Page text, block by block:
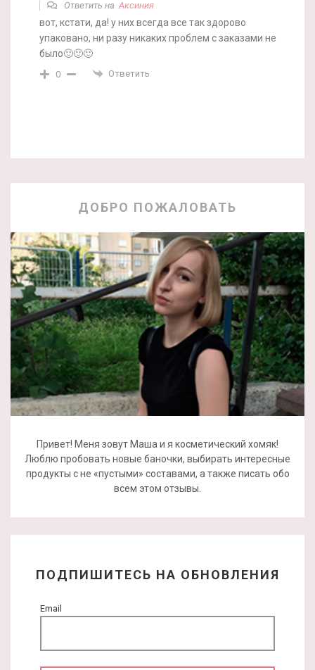
Ответить на Аксиния
вот, кстати, да! у них всегда все так здорово
упаковано, ни разу никаких проблем с заказами не
было🙂🙂🙂
0 Ответить
ДОБРО ПОЖАЛОВАТЬ
Привет! Меня зовут Маша и я косметический хомяк!
Люблю пробовать новые баночки, выбирать интересные
продукты с не «пустыми» составами, а также писать обо
всем этом отзывы.
ПОДПИШИТЕСЬ НА ОБНОВЛЕНИЯ
Email